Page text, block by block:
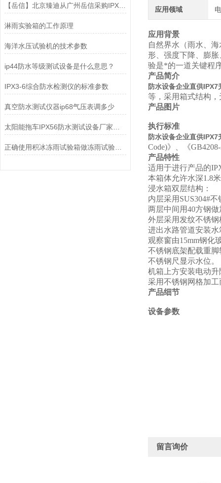
【岳信】北京臻迪从广州岳信采购IPX8压力浸水试验机两台
淋雨实验箱的工作原理
海洋水压试验机的技术参数
ip44防水等级测试设备是什么意思？
IPX3-6综合防水检测仪的标准参数
真空防水测试仪器ip68气压表调多少
正确使用积冰冻雨试验箱做冻雨试验指南
应用领域
应用背景
自然界水（雨水、
形、强度下降、膨
验是*的一道关键程
产品简介
防水设备企业直供
等，采用箱式结构
产品图片
执行标准
防水设备企业直供
Code)》、《
产品特性
适用于进行产品的
本箱体允许水深1.8
浸水箱双层结构：
内层采用SUS304#
两层中间用40方钢
外层采用发纹不锈
进出水路管道安装
观察窗由15mm钢化
不锈钢底架配载重
不锈钢尺显示水位。
机箱上方安装电动
采用不锈钢网格加工
产品细节
设备参数
留言询价